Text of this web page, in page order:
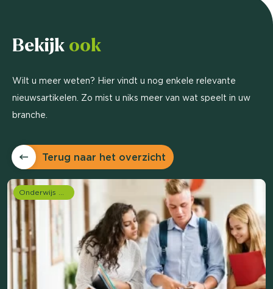
Bekijk ook
Wilt u meer weten? Hier vindt u nog enkele relevante
nieuwsartikelen. Zo mist u niks meer van wat speelt in uw
branche.
Terug naar het overzicht